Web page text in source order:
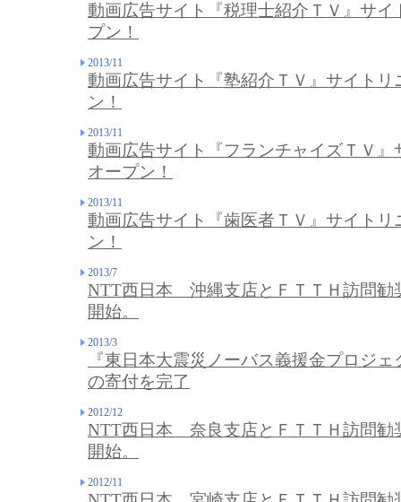
動画広告サイト『税理士紹介ＴＶ』サイ
プン！
2013/11
動画広告サイト『塾紹介ＴＶ』サイトリ
ン！
2013/11
動画広告サイト『フランチャイズＴＶ』
オープン！
2013/11
動画広告サイト『歯医者ＴＶ』サイトリ
ン！
2013/7
NTT西日本 沖縄支店とＦＴＴＨ訪問勧
開始。
2013/3
『東日本大震災ノーバス義援金プロジ
の寄付を完了
2012/12
NTT西日本 奈良支店とＦＴＴＨ訪問勧
開始。
2012/11